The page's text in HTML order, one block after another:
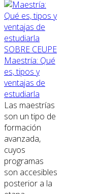
SOBRE CEUPE
Maestría: Qué
es, tipos y
ventajas de
estudiarla
Las maestrías
son un tipo de
formación
avanzada,
cuyos
programas
son accesibles
posterior a la